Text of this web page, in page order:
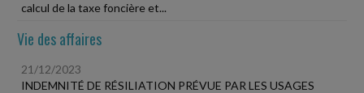
calcul de la taxe foncière et...
Vie des affaires
21/12/2023
INDEMNITÉ DE RÉSILIATION PRÉVUE PAR LES USAGES